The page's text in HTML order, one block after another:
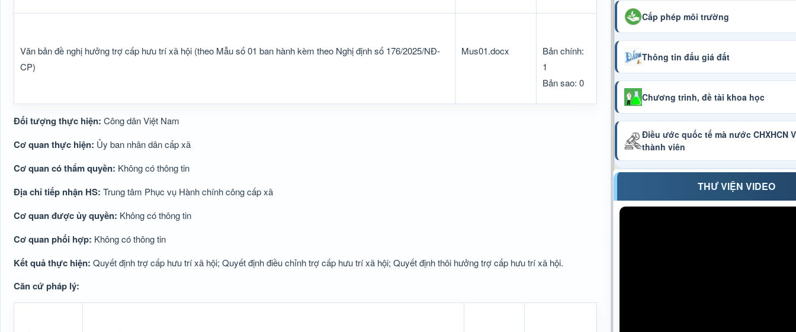
Văn bản đề nghị hưởng trợ cấp hưu trí xã hội (theo Mẫu số 01 ban hành kèm theo Nghị định số 176/2025/NĐ-
CP)
Mus01.docx
Bản chính:
1
Bản sao: 0
Đối tượng thực hiện: Công dân Việt Nam
Cơ quan thực hiện: Ủy ban nhân dân cấp xã
Cơ quan có thẩm quyền: Không có thông tin
Địa chỉ tiếp nhận HS: Trung tâm Phục vụ Hành chính công cấp xã
Cơ quan được ủy quyền: Không có thông tin
Cơ quan phối hợp: Không có thông tin
Kết quả thực hiện: Quyết định trợ cấp hưu trí xã hội; Quyết định điều chỉnh trợ cấp hưu trí xã hội; Quyết định thôi hưởng trợ cấp hưu trí xã hội.
Căn cứ pháp lý:
Cấp phép môi trường
Thông tin đấu giá đất
Chương trình, đề tài khoa học
Điều ước quốc tế mà nước CHXHCN
thành viên
THƯ VIỆN VIDEO